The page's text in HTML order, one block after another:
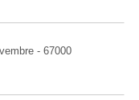
- 67000